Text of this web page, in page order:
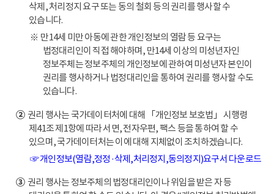
삭제, 처리정지 요구 또는 동의 철회 등의 권리를 행사할 수
있습니다.
※ 만14세 미만 아동에 관한 개인정보의 열람 등 요구는
법정대리인이 직접 해야하며, 만14세 이상의 미성년자인
정보주체는 정보주체의 개인정보에 관하여 미성년자 본인이
권리를 행사하거나 법정대리인을 통하여 권리를 행사할 수도
있습니다.
②권리 행사는 국가데이터처에 대해 「개인정보 보호법」 시행령
제41조 제1항에 따라 서면, 전자우편, 팩스 등을 통하여 할 수
있으며, 국가데이터처는 이에 대해 지체없이 조치하겠습니다.
☞ 개인정보(열람,정정·삭제,처리정지,동의정지)요구서 다운로드
③권리 행사는 정보주체의 법정대리인이나 위임을 받은 자 등